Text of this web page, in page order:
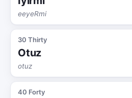
eeyeRmi
30 Thirty
Otuz
otuz
40 Forty